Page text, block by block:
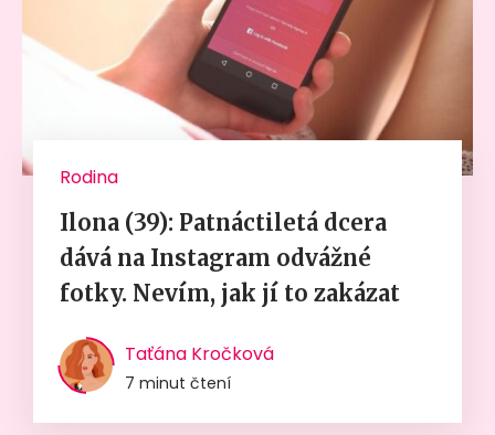
Rodina
Ilona (39): Patnáctiletá dcera
dává na Instagram odvážné
fotky. Nevím, jak jí to zakázat
Taťána Kročková
7 minut čtení